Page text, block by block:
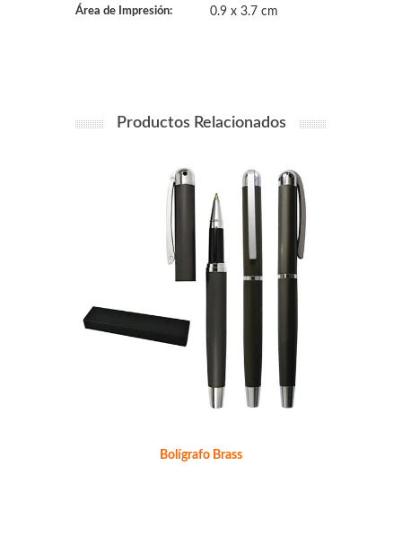
Área de Impresión: 0.9 x 3.7 cm
Productos Relacionados
Bolígrafo Brass